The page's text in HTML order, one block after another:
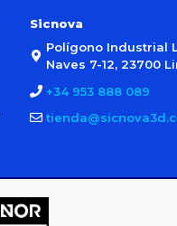
Sicnova
Polígono Industrial
Naves 7-12, 23700
+34 953 888 089